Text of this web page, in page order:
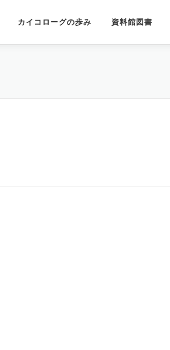
カイコローグの歩み 資料館図書